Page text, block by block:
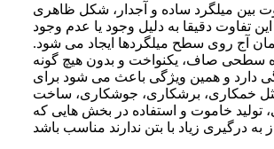
بین میلگرد ساده و آجدار، شکل ظاهری
تفاوت دقیقا به دلیل وجود یا عدم وجود
آج روی سطح میلگردها ایجاد می شود.
سطحی صاف، یکنواخت و بدون هیچ گونه
دارد و همین ویژگی باعث می شود برای
خمکاری، برشکاری، جوشکاری، ساخت
تولید خاموت و استفاده در بخش هایی که